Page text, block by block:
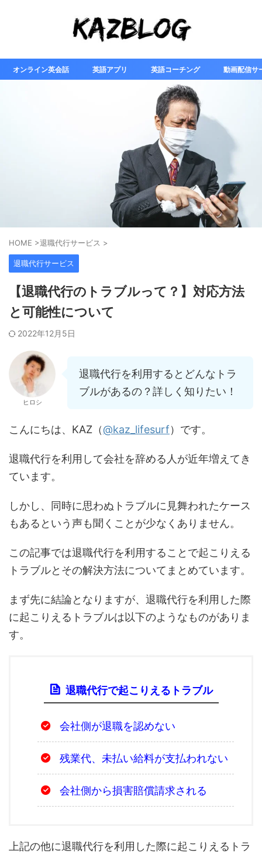
オンライン英会話 英語アプリ 英語コーチング 動画配信サ
HOME >退職代行サービス >
退職代行サービス
【退職代行のトラブルって？】対応方法
と可能性について
2022年12月5日
ヒロシ
退職代行を利用するとどんなトラ
ブルがあるの？詳しく知りたい！
こんにちは、KAZ（@kaz_lifesurf）です。
退職代行を利用して会社を辞める人が近年増えてき
ています。
しかし、同時に思わぬトラブルに見舞われたケース
もあるという声も聞くことが少なくありません。
この記事では退職代行を利用することで起こりえる
トラブルとその解決方法についてまとめています。
まず先に結論となりますが、退職代行を利用した際
に起こりえるトラブルは以下のようなものがありま
す。
退職代行で起こりえるトラブル
会社側が退職を認めない
残業代、未払い給料が支払われない
会社側から損害賠償請求される
上記の他に退職代行を利用した際に起こりえるトラ